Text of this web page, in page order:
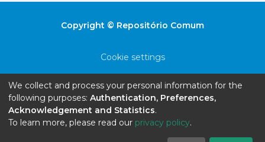
Copyright © Repositório Comum
Cookie settings
End User Agreement
Send Feedback
We collect and process your personal information for the
following purposes: Authentication, Preferences,
Acknowledgement and Statistics.
To learn more, please read our privacy policy.